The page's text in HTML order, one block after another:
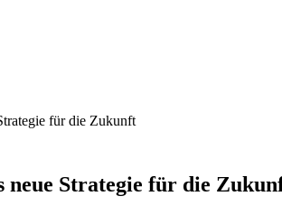
für die Zukunft
neue Strategie für die